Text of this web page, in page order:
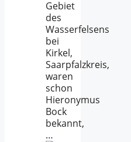
Gebiet
des
Wasserfelsens
bei
Kirkel,
Saarpfalzkreis,
waren
schon
Hieronymus
Bock
bekannt,
…